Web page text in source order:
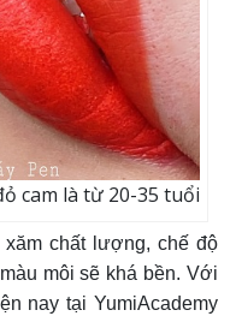
cam là từ 20-35 tuổi
chất lượng, chế độ
môi sẽ khá bền. Với
nay tại YumiAcademy